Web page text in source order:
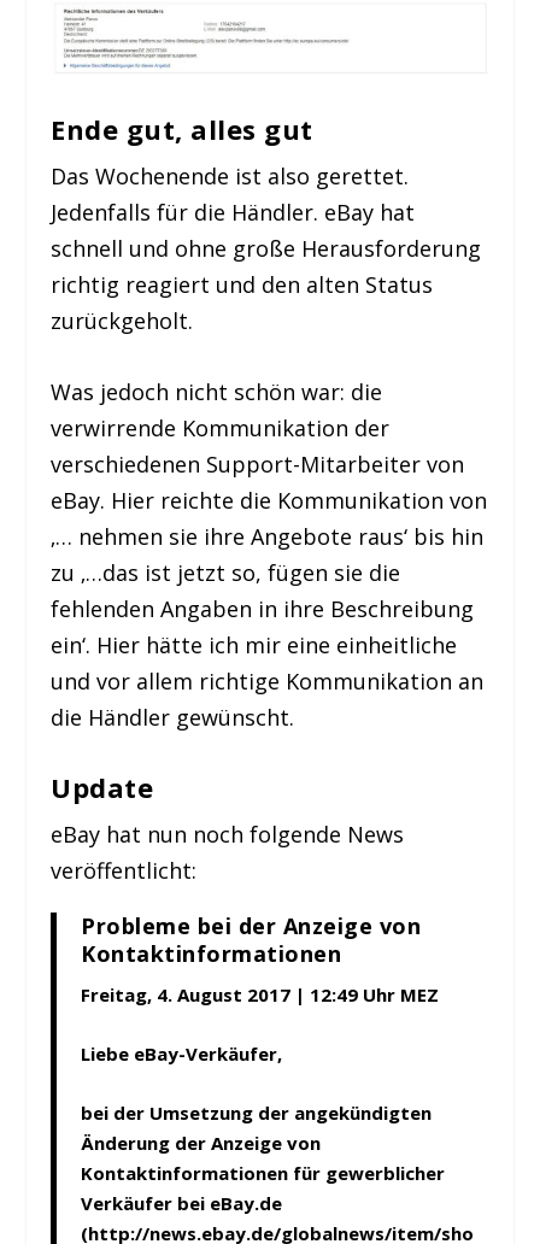
Ende gut, alles gut
Das Wochenende ist also gerettet.
Jedenfalls für die Händler. eBay hat
schnell und ohne große Herausforderung
richtig reagiert und den alten Status
zurückgeholt.
Was jedoch nicht schön war: die
verwirrende Kommunikation der
verschiedenen Support-Mitarbeiter von
eBay. Hier reichte die Kommunikation von
‚… nehmen sie ihre Angebote raus‘ bis hin
zu ‚…das ist jetzt so, fügen sie die
fehlenden Angaben in ihre Beschreibung
ein‘. Hier hätte ich mir eine einheitliche
und vor allem richtige Kommunikation an
die Händler gewünscht.
Update
eBay hat nun noch folgende News
veröffentlicht:
Probleme bei der Anzeige von
Kontaktinformationen
Freitag, 4. August 2017 | 12:49 Uhr MEZ
Liebe eBay-Verkäufer,
bei der Umsetzung der angekündigten
Änderung der Anzeige von
Kontaktinformationen für gewerblicher
Verkäufer bei eBay.de
(http://news.ebay.de/globalnews/item/sho